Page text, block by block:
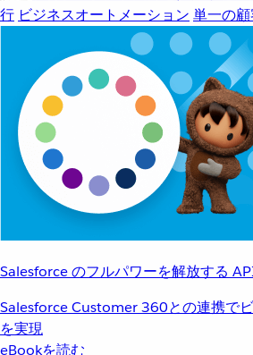
行 ビジネスオートメーション 単一の
Salesforce のフルパワーを解放する
Salesforce Customer 360との連携で
を実現
eBookを読む